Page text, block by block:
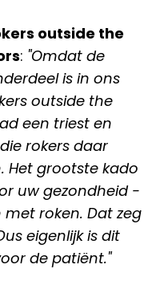
outside the
: "Omdat de
is in ons
outside the
een triest en
rokers daar
Het grootste kado
uw gezondheid -
roken. Dat zeg
eigenlijk is dit
de patiënt."